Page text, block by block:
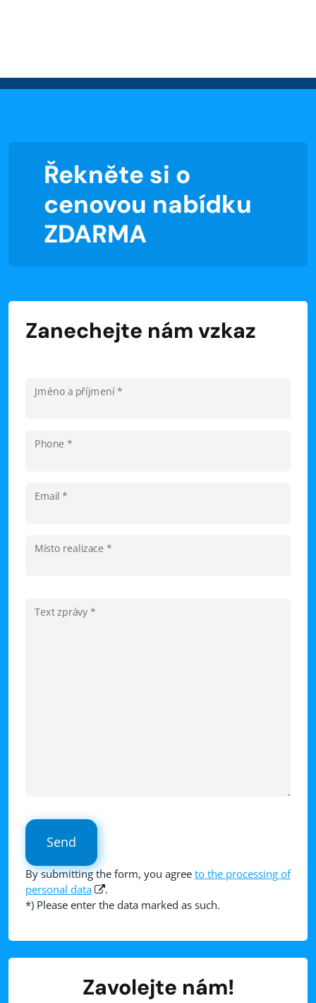
Řekněte si o
cenovou nabídku
ZDARMA
Zanechejte nám vzkaz
Jméno a příjmení *
Phone *
Email *
Místo realizace *
Text zprávy *
Send
By submitting the form, you agree to the processing of
personal data
.
*) Please enter the data marked as such.
Zavolejte nám!